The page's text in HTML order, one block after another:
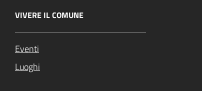
VIVERE IL COMUNE
Eventi
Luoghi